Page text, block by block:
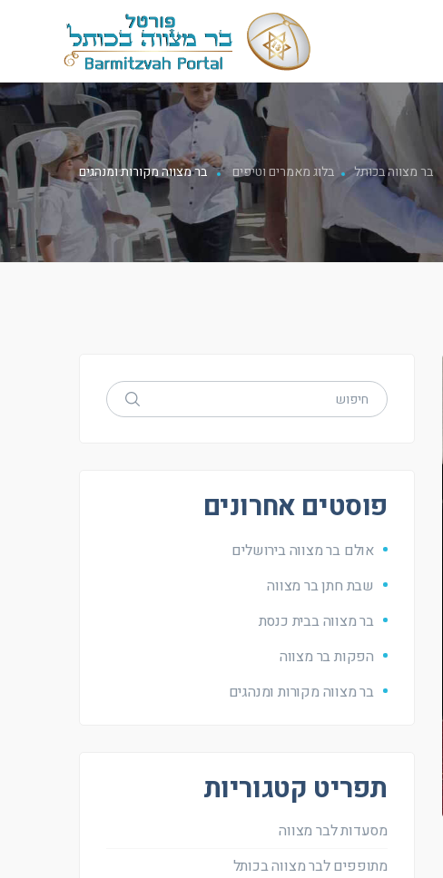
בר מצווה בכותל בלוג מאמרים וטיפים בר מצווה מקורות ומנהגים
פוסטים אחרונים
אולם בר מצווה בירושלים
שבת חתן בר מצווה
בר מצווה בבית כנסת
הפקות בר מצווה
בר מצווה מקורות ומנהגים
תפריט קטגוריות
מסעדות לבר מצווה
מתופפים לבר מצווה בכותל